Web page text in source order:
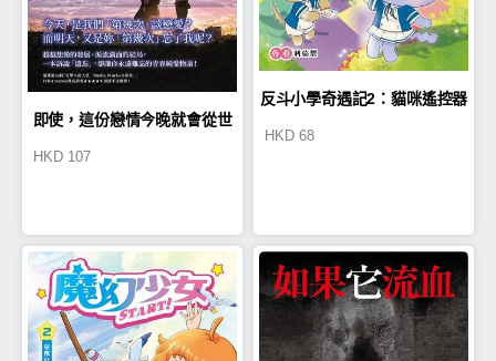
即使，這份戀情今晚就會從世
HKD 107
反斗小學奇遇記2：貓咪遙控器
HKD 68